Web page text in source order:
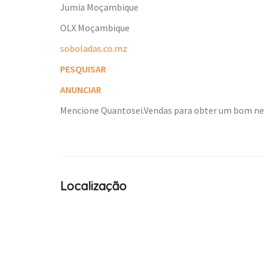
Jumia Moçambique
OLX Moçambique
soboladas.co.mz
PESQUISAR
ANUNCIAR
Mencione Quantosei.Vendas para obter um bom
Localização